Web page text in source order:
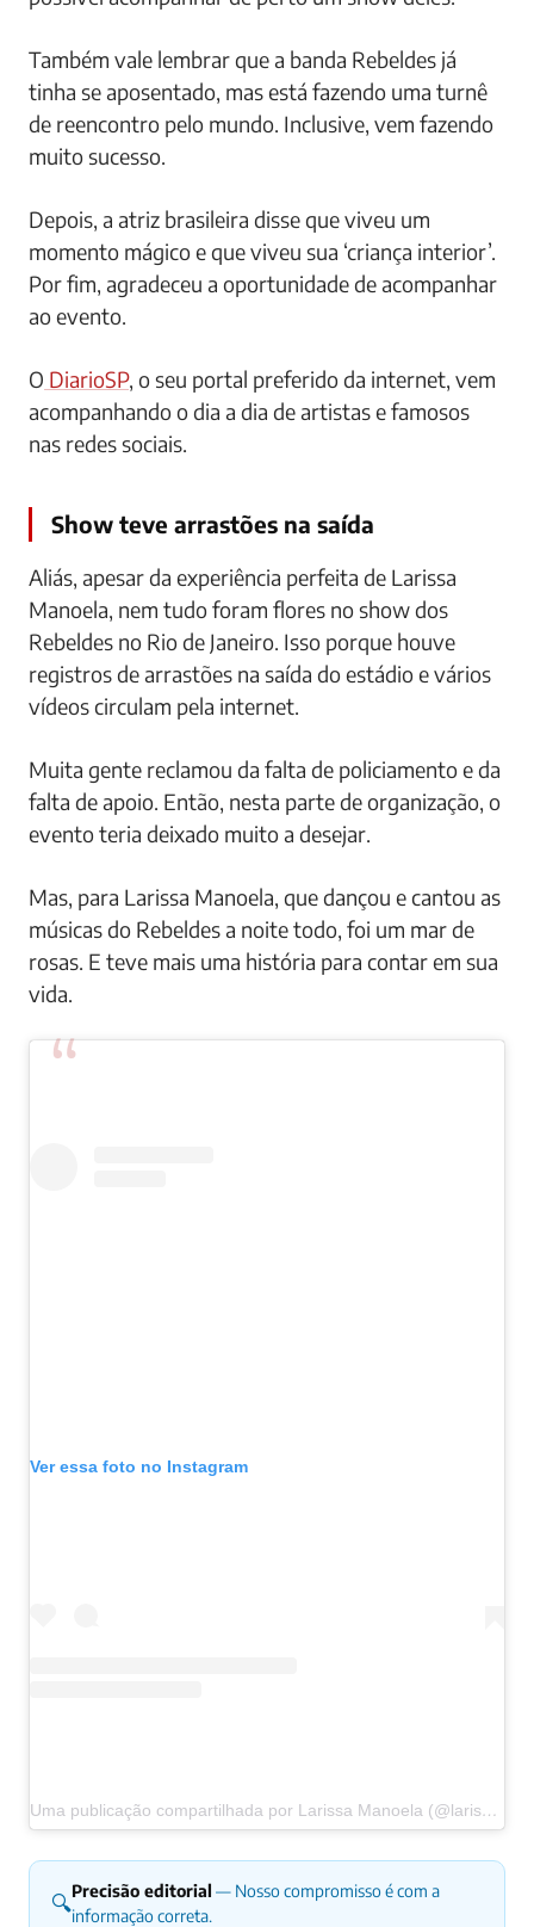
Também vale lembrar que a banda Rebeldes já
tinha se aposentado, mas está fazendo uma turnê
de reencontro pelo mundo. Inclusive, vem fazendo
muito sucesso.
Depois, a atriz brasileira disse que viveu um
momento mágico e que viveu sua ‘criança interior’.
Por fim, agradeceu a oportunidade de acompanhar
ao evento.
O DiarioSP, o seu portal preferido da internet, vem
acompanhando o dia a dia de artistas e famosos
nas redes sociais.
Show teve arrastões na saída
Aliás, apesar da experiência perfeita de Larissa
Manoela, nem tudo foram flores no show dos
Rebeldes no Rio de Janeiro. Isso porque houve
registros de arrastões na saída do estádio e vários
vídeos circulam pela internet.
Muita gente reclamou da falta de policiamento e da
falta de apoio. Então, nesta parte de organização, o
evento teria deixado muito a desejar.
Mas, para Larissa Manoela, que dançou e cantou as
músicas do Rebeldes a noite todo, foi um mar de
rosas. E teve mais uma história para contar em sua
vida.
Ver essa foto no Instagram
Uma publicação compartilhada por Larissa Manoela (@larissamanoela)
🔍Precisão editorial — Nosso compromisso é com a
informação correta.